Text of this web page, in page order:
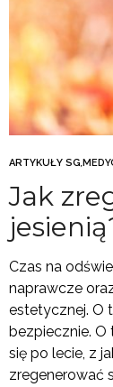
ARTYKUŁY SG,
Jak
Czas na
naprawcze
estetycznej. O
bezpiecznie. O
się po lecie, z
zregenerować